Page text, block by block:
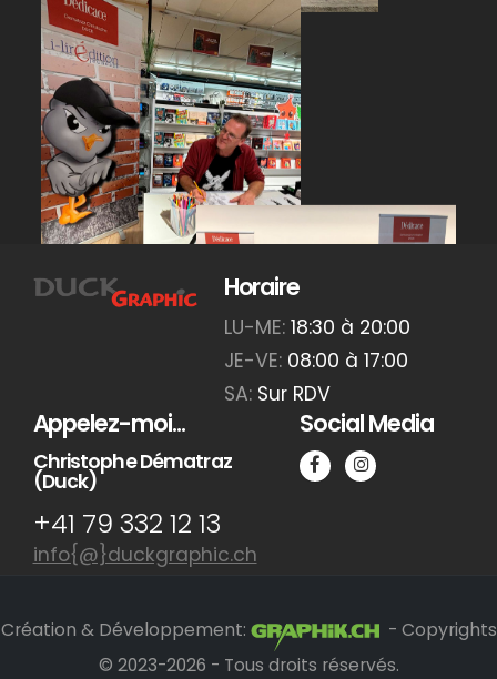
Horaire
LU-ME: 18:30 à 20:00
JE-VE: 08:00 à 17:00
SA: Sur RDV
Appelez-moi...
Christophe Dématraz
(Duck)
‭+41 79 332 12 13‬
info{@}duckgraphic.ch
Social Media
Création & Développement:
- Copyrights
© 2023-2026 - Tous droits réservés.